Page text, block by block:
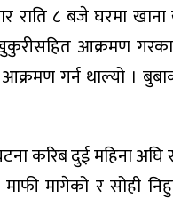
८ बजे घरमा
आक्रमण गरका
गर्न थाल्यो ।
करिब दुई महिना अघि
मागेको र सोही